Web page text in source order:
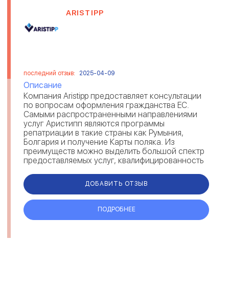
ARISTIPP
последний отзыв: 2025-04-09
Описание
Компания Aristipp предоставляет консультации
по вопросам оформления гражданства ЕС.
Самыми распространенными направлениями
услуг Аристипп являются программы
репатриации в такие страны как Румыния,
Болгария и получение Карты поляка. Из
преимуществ можно выделить большой спектр
предоставляемых услуг, квалифицированность
по...
ДОБАВИТЬ ОТЗЫВ
ПОДРОБНЕЕ